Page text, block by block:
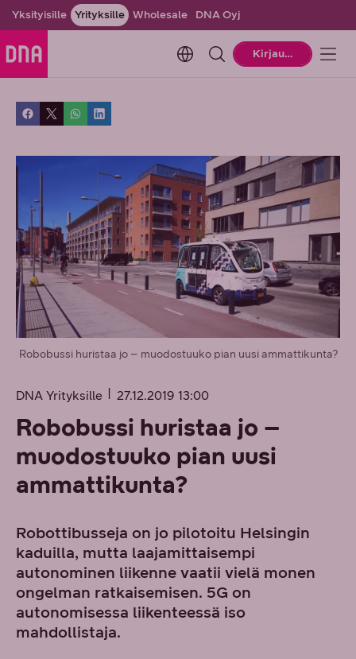
Yksityisille Yrityksille Wholesale DNA Oyj
Change language. Current
Kirjaudu
Robobussi huristaa jo – muodostuuko pian uusi ammattikunta?
DNA Yrityksille 27.12.2019 13:00
Robobussi huristaa jo –
muodostuuko pian uusi
ammattikunta?
Robottibusseja on jo pilotoitu Helsingin
kaduilla, mutta laajamittaisempi
autonominen liikenne vaatii vielä monen
ongelman ratkaisemisen. 5G on
autonomisessa liikenteessä iso
mahdollistaja.